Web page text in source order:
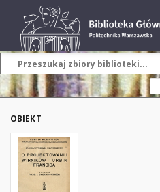
OBIEKT